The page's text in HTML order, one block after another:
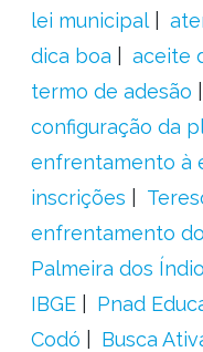
lei municipal
dica boa
aceite
termo de adesão
configuração da
enfrentamento à
inscrições
enfrentamento
Palmeira dos
IBGE
Pnad
Codó
Busca